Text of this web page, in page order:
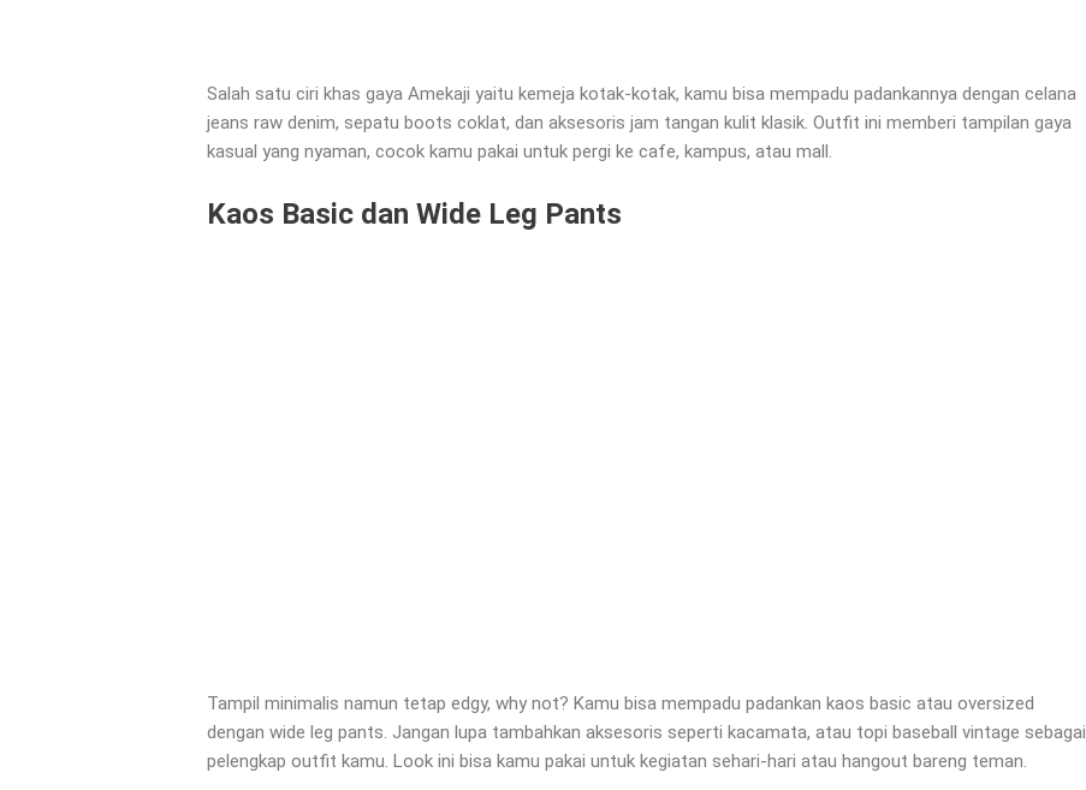
Salah satu ciri khas gaya Amekaji yaitu kemeja kotak-kotak, kamu bisa mempadu padankannya dengan celana
jeans raw denim, sepatu boots coklat, dan aksesoris jam tangan kulit klasik. Outfit ini memberi tampilan gaya
kasual yang nyaman, cocok kamu pakai untuk pergi ke cafe, kampus, atau mall.
Kaos Basic dan Wide Leg Pants
Tampil minimalis namun tetap edgy, why not? Kamu bisa mempadu padankan kaos basic atau oversized
dengan wide leg pants. Jangan lupa tambahkan aksesoris seperti kacamata, atau topi baseball vintage sebagai
pelengkap outfit kamu. Look ini bisa kamu pakai untuk kegiatan sehari-hari atau hangout bareng teman.